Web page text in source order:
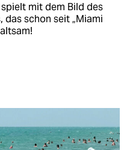
spielt mit dem Bild des
das schon seit „Miami